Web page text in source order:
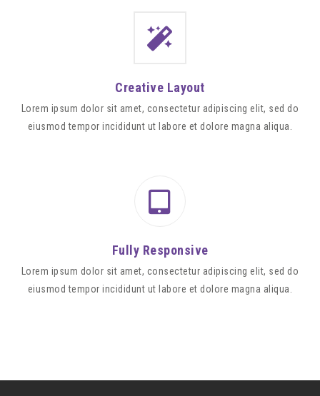
Creative Layout
Lorem ipsum dolor sit amet, consectetur adipiscing elit, sed do
eiusmod tempor incididunt ut labore et dolore magna aliqua.
Fully Responsive
Lorem ipsum dolor sit amet, consectetur adipiscing elit, sed do
eiusmod tempor incididunt ut labore et dolore magna aliqua.